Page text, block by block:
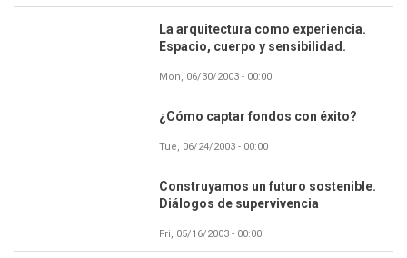
La arquitectura como experiencia.
Espacio, cuerpo y sensibilidad.
Mon, 06/30/2003 - 00:00
¿Cómo captar fondos con éxito?
Tue, 06/24/2003 - 00:00
Construyamos un futuro sostenible.
Diálogos de supervivencia
Fri, 05/16/2003 - 00:00